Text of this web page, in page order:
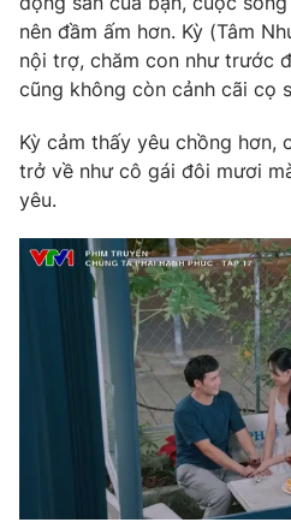
Phim VTV
Hậu trường
Nhân vật
Khán giả
Giải sao mai
Giải trí
Âm nhạc
Sao
Đời sống
Du lịch
Chất lượng cuộc sống
Giáo dục
Tuyển sinh
Học trực tuyến
Công nghệ
Hitech Công nghệ tương lai
Sản phẩm
Thị trường
Giao lưu trực tuyến
Lịch phát sóng
Chuyên mục khác
nên đầm ấm hơn. Kỳ (Tâm
nội trợ, chăm con như trước
cũng không còn cảnh cãi cọ
Kỳ cảm thấy yêu chồng hơn,
trở về như cô gái đôi mươi
yêu.